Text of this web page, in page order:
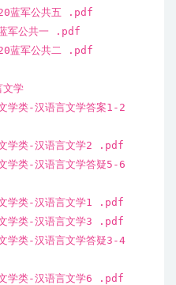
公共五 .pdf
共一 .pdf
公共二 .pdf
学
语言文学答案1-2
语言文学2 .pdf
语言文学答疑5-6
语言文学1 .pdf
语言文学3 .pdf
语言文学答疑3-4
语言文学6 .pdf